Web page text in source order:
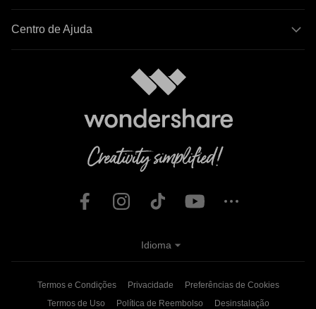
Centro de Ajuda
Termos e Condições Privacidade
Preferências de Cookies
Termos de Uso
Política de Reembolso Desinstalação
Idioma